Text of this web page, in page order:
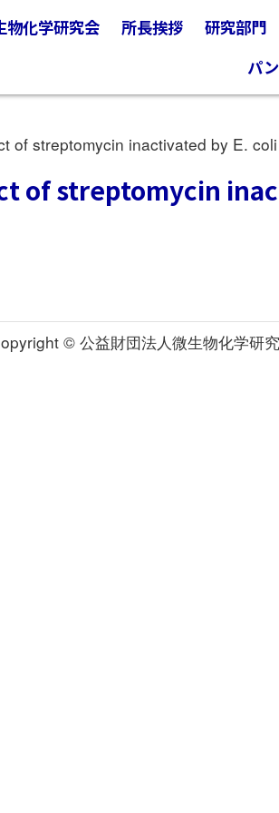
物化学研究会 所長挨拶 研究部門
パ
streptomycin inactivated by E.
of streptomycin
© 公益財団法人微生物化学研